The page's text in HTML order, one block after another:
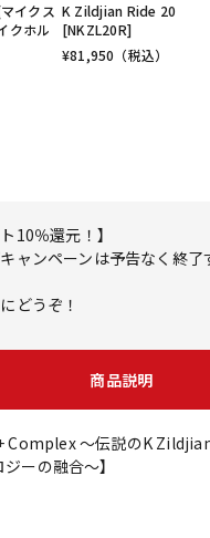
イクス
クホル
K Zildjian Ride 20
[NKZL20R]
¥81,950 （税込）
10％還元！】
ャンペーンは予告なく終了
どうぞ！
商品説明
Complex ～伝説のK
ーの融合～】